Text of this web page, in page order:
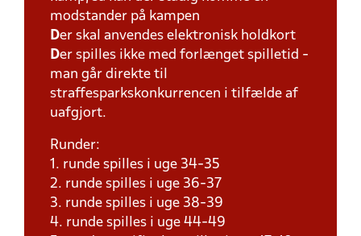
modstander på kampen
Der skal anvendes elektronisk holdkort
Der spilles ikke med forlænget spilletid -
man går direkte til
straffesparkskonkurrencen i tilfælde af
uafgjort.
Runder:
1. runde spilles i uge 34-35
2. runde spilles i uge 36-37
3. runde spilles i uge 38-39
4. runde spilles i uge 44-49